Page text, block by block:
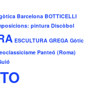
Barcelona BOTTICELLI
pintura Discòbol
ESCULTURA GREGA Gòtic
Panteó (Roma)